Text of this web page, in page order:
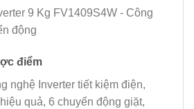
điểm
nghệ Inverter tiết kiệm điện,
quả, 6 chuyển động giặt,